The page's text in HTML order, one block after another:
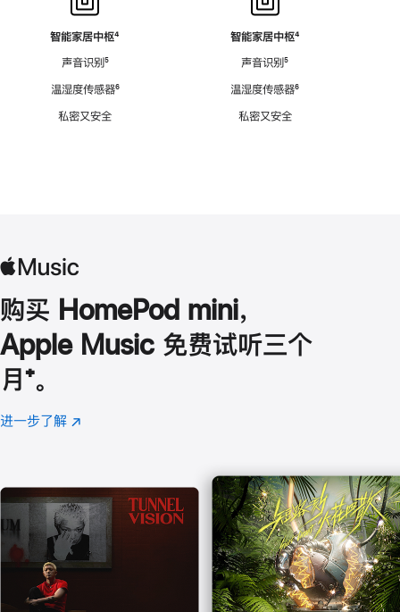
智能家居中枢脚
⁴
声音识别脚
⁵
温湿度传感器脚
⁶
私密又安全
智能家居中枢脚
⁴
声音识别脚
⁵
温湿度传感器脚
⁶
私密又安全
购买 HomePod mini，
Apple Music 免费试听三个
月 脚
注
⁺。
进一步了解 Apple
(在
口
中
打
开)